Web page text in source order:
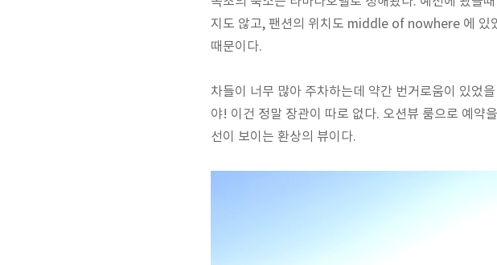
지도 않고, 팬션의 위치도 middle of nowhere 에 있
때문이다.
차들이 너무 많아 주차하는데 약간 번거로움이 있었
야! 이건 정말 장관이 따로 없다. 오션뷰 룸으로 예약
선이 보이는 환상의 뷰이다.